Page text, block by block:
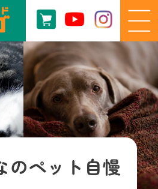
のペット自慢